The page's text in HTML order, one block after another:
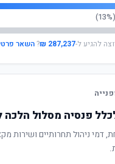
להגיע ל-287,237 ₪
?השאר
פנסיה מסלול
דמי ניהול תחרותיים ושירות